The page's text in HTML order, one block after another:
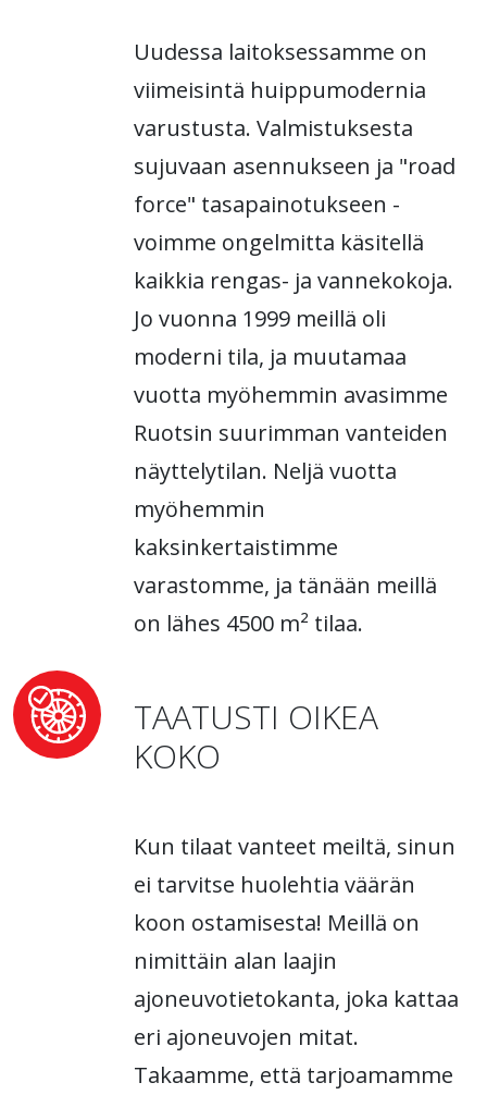
Uudessa laitoksessamme on
viimeisintä huippumodernia
varustusta. Valmistuksesta
sujuvaan asennukseen ja "road
force" tasapainotukseen -
voimme ongelmitta käsitellä
kaikkia rengas- ja vannekokoja.
Jo vuonna 1999 meillä oli
moderni tila, ja muutamaa
vuotta myöhemmin avasimme
Ruotsin suurimman vanteiden
näyttelytilan. Neljä vuotta
myöhemmin
kaksinkertaistimme
varastomme, ja tänään meillä
on lähes 4500 m² tilaa.
TAATUSTI OIKEA
KOKO
Kun tilaat vanteet meiltä, sinun
ei tarvitse huolehtia väärän
koon ostamisesta! Meillä on
nimittäin alan laajin
ajoneuvotietokanta, joka kattaa
eri ajoneuvojen mitat.
Takaamme, että tarjoamamme